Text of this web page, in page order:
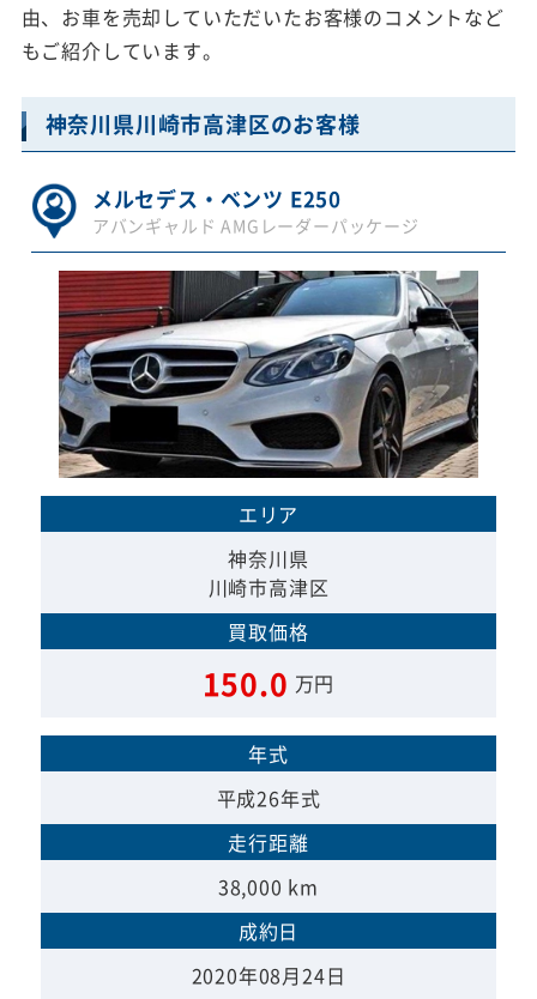
由、お車を売却していただいたお客様のコメントなど
もご紹介しています。
神奈川県川崎市高津区のお客様
メルセデス・ベンツ E250
アバンギャルド AMGレーダーパッケージ
エリア
神奈川県
川崎市高津区
買取価格
150.0 万円
年式
平成26年式
走行距離
38,000 km
成約日
2020年08月24日